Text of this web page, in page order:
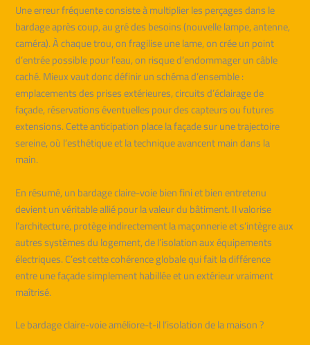
Une erreur fréquente consiste à multiplier les perçages dans le
bardage après coup, au gré des besoins (nouvelle lampe, antenne,
caméra). À chaque trou, on fragilise une lame, on crée un point
d’entrée possible pour l’eau, on risque d’endommager un câble
caché. Mieux vaut donc définir un schéma d’ensemble :
emplacements des prises extérieures, circuits d’éclairage de
façade, réservations éventuelles pour des capteurs ou futures
extensions. Cette anticipation place la façade sur une trajectoire
sereine, où l’esthétique et la technique avancent main dans la
main.
En résumé, un bardage claire-voie bien fini et bien entretenu
devient un véritable allié pour la valeur du bâtiment. Il valorise
l’architecture, protège indirectement la maçonnerie et s’intègre aux
autres systèmes du logement, de l’isolation aux équipements
électriques. C’est cette cohérence globale qui fait la différence
entre une façade simplement habillée et un extérieur vraiment
maîtrisé.
Le bardage claire-voie améliore-t-il l’isolation de la maison ?